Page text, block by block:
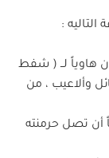
:
هاوياً لــ ( شفط
وألاعيب ، من
أن تصل حرمنته